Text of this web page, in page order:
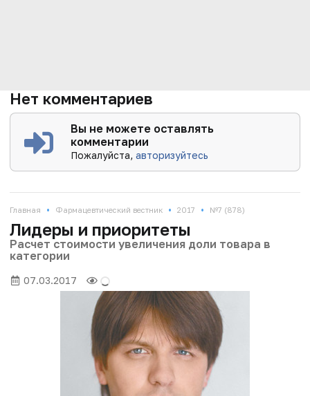
Нет комментариев
Вы не можете оставлять
комментарии
Пожалуйста,авторизуйтесь
Главная • Фармацевтический вестник • 2017 • №7 (878)
Лидеры и приоритеты
Расчет стоимости увеличения доли товара в
категории
07.03.2017